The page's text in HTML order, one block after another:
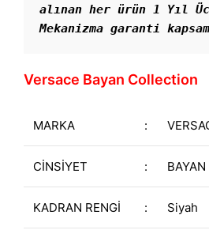
alınan her ürün 1 Yıl
Mekanizma garanti
Versace Bayan Collection
MARKA :
CİNSİYET : BAYAN
KADRAN RENGİ : Siyah